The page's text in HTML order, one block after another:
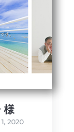
様
1, 2020